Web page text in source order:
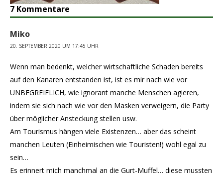
7 Kommentare
Miko
20. SEPTEMBER 2020 UM 17:45 UHR
Wenn man bedenkt, welcher wirtschaftliche Schaden bereits
auf den Kanaren entstanden ist, ist es mir nach wie vor
UNBEGREIFLICH, wie ignorant manche Menschen agieren,
indem sie sich nach wie vor den Masken verweigern, die Party
über möglicher Ansteckung stellen usw.
Am Tourismus hängen viele Existenzen… aber das scheint
manchen Leuten (Einheimischen wie Touristen!) wohl egal zu
sein…
Es erinnert mich manchmal an die Gurt-Muffel… diese mussten